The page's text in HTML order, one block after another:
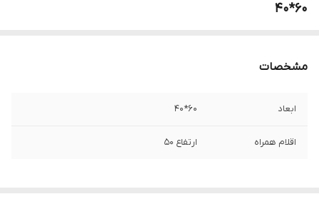
60*40
مشخصات
ابعاد 60*40
اقلام همراه ارتفاع 50